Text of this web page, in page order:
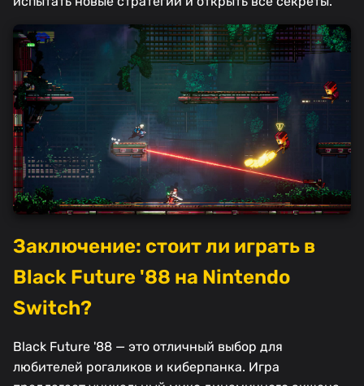
Заключение: стоит ли играть в
Black Future '88 на Nintendo
Switch?
Black Future '88 — это отличный выбор для
любителей рогаликов и киберпанка. Игра